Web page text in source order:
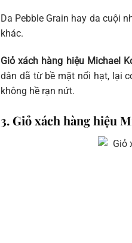
Da Pebble Grain hay da cuội
khác.
Giỏ xách hàng hiệu Michael
dân dã từ bề mặt nổi hạt, lại
không hề rạn nứt.
3. Giỏ xách hàng hiệu